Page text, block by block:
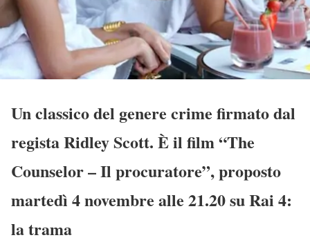
Un classico del genere crime firmato dal
regista Ridley Scott. È il film “The
Counselor – Il procuratore”, proposto
martedì 4 novembre alle 21.20 su Rai 4:
la trama